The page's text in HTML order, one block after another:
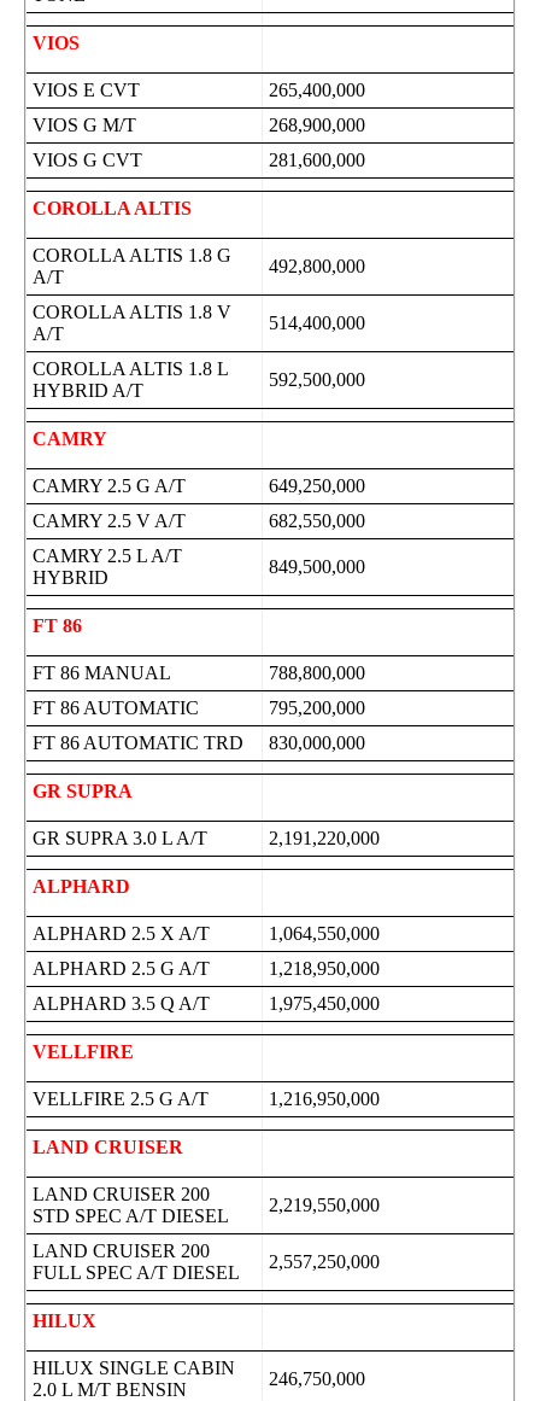
VIOS
VIOS E CVT
265,400,000
VIOS G M/T
268,900,000
VIOS G CVT
281,600,000
COROLLA ALTIS
COROLLA ALTIS 1.8 G
A/T
492,800,000
COROLLA ALTIS 1.8 V
A/T
514,400,000
COROLLA ALTIS 1.8 L
HYBRID A/T
592,500,000
CAMRY
CAMRY 2.5 G A/T
649,250,000
CAMRY 2.5 V A/T
682,550,000
CAMRY 2.5 L A/T
HYBRID
849,500,000
FT 86
FT 86 MANUAL
788,800,000
FT 86 AUTOMATIC
795,200,000
FT 86 AUTOMATIC TRD
830,000,000
GR SUPRA
GR SUPRA 3.0 L A/T 2,191,220,000
ALPHARD
ALPHARD 2.5 X A/T
1,064,550,000
ALPHARD 2.5 G A/T
1,218,950,000
ALPHARD 3.5 Q A/T
1,975,450,000
VELLFIRE
VELLFIRE 2.5 G A/T 1,216,950,000
LAND CRUISER
LAND CRUISER 200
STD SPEC A/T DIESEL
2,219,550,000
LAND CRUISER 200
FULL SPEC A/T DIESEL
2,557,250,000
HILUX
HILUX SINGLE CABIN
2.0 L M/T BENSIN
246,750,000